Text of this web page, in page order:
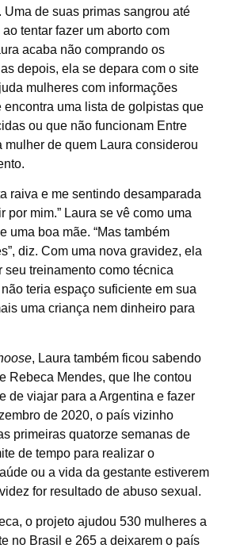
Uma de suas primas sangrou até
tentar fazer um aborto com
acaba não comprando os
depois, ela se depara com o site
mulheres com informações
encontra uma lista de golpistas que
ou que não funcionam Entre
mulher de quem Laura considerou
raiva e me sentindo desamparada
por mim.” Laura se vê como uma
uma boa mãe. “Mas também
diz. Com uma nova gravidez, ela
seu treinamento como técnica
teria espaço suficiente em sua
uma criança nem dinheiro para
, Laura também ficou sabendo
Rebeca Mendes, que lhe contou
de viajar para a Argentina e fazer
de 2020, o país vizinho
primeiras quatorze semanas de
de tempo para realizar o
ou a vida da gestante estiverem
for resultado de abuso sexual.
o projeto ajudou 530 mulheres a
no Brasil e 265 a deixarem o país